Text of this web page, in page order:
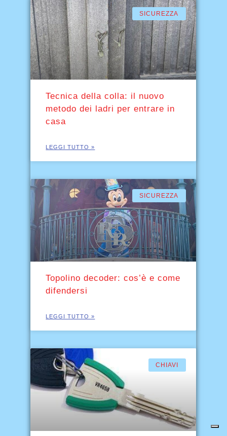
SICUREZZA
Tecnica della colla: il nuovo
metodo dei ladri per entrare in
casa
LEGGI TUTTO »
SICUREZZA
Topolino decoder: cos’è e come
difendersi
LEGGI TUTTO »
CHIAVI